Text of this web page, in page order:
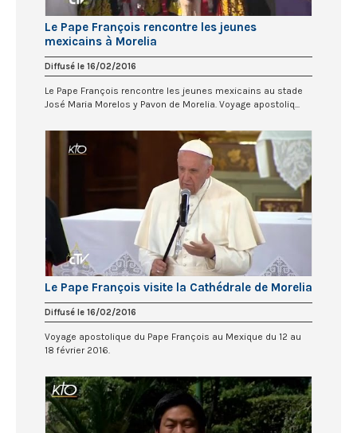
Le Pape François rencontre les jeunes
mexicains à Morelia
Diffusé le 16/02/2016
Le Pape François rencontre les jeunes mexicains au stade
José Maria Morelos y Pavon de Morelia. Voyage apostoliq...
Le Pape François visite la Cathédrale de Morelia
Diffusé le 16/02/2016
Voyage apostolique du Pape François au Mexique du 12 au
18 février 2016.